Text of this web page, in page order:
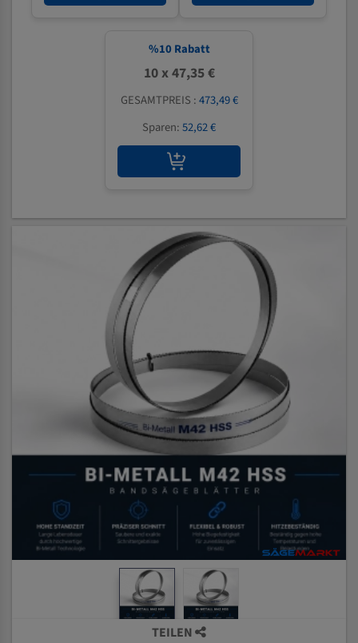
%10 Rabatt
10 x 47,35 €
GESAMTPREIS :473,49 €
Sparen:52,62 €
TEILEN